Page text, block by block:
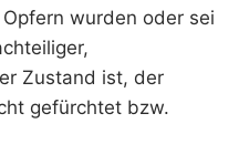
wurden oder sei
Zustand ist, der
gefürchtet bzw.